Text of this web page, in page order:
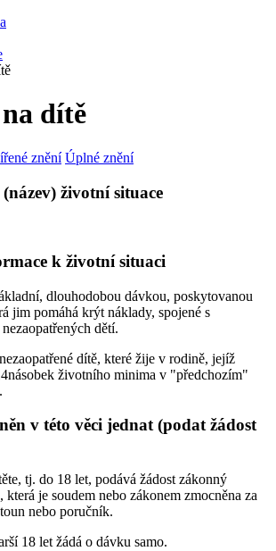
dítě
znění Úplné znění
životní situace
k životní situaci
dlouhodobou dávkou, poskytovanou
jim pomáhá krýt náklady, spojené s
dětí.
dítě, které žije v rodině, jejíž
životního minima v "předchozím"
v této věci jednat (podat žádost
tj. do 18 let, podává žádost zákonný
která je soudem nebo zákonem zmocněna za
nebo poručník.
18 let žádá o dávku samo.